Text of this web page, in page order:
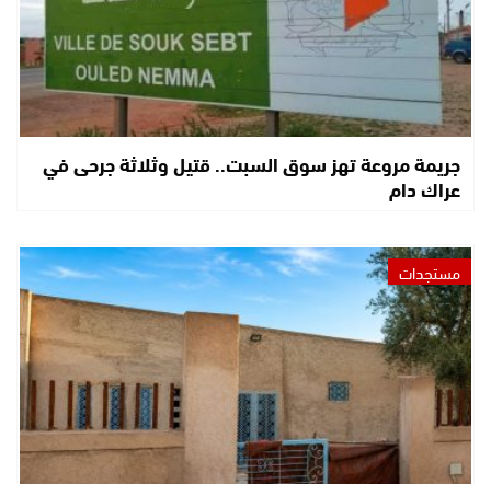
جريمة مروعة تهز سوق السبت.. قتيل وثلاثة جرحى في
عراك دام
مستجدات